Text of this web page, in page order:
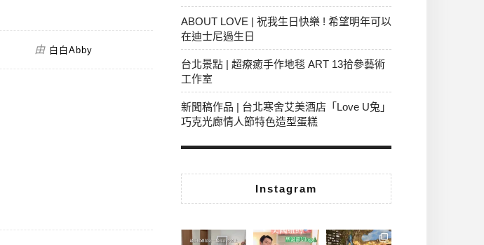
由 白白Abby
ABOUT LOVE | 祝我生日快樂 ! 希望明年可以
在迪士尼過生日
台北景點 | 超療癒手作地毯 ART 13拾參藝術
工作室
新聞稿作品 | 台北寒舍艾美酒店「Love U兔」
巧克光廊情人節特色造型蛋糕
Instagram